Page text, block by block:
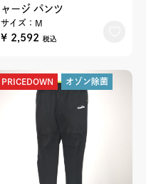
ャージ パンツ
サイズ：M
¥ 2,592 税込
PRICEDOWN オゾン除菌